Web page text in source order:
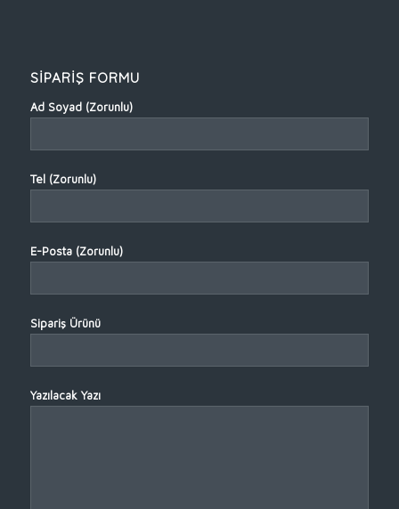
SİPARİŞ FORMU
Ad Soyad (Zorunlu)
Tel (Zorunlu)
E-Posta (Zorunlu)
Sipariş Ürünü
Yazılacak Yazı